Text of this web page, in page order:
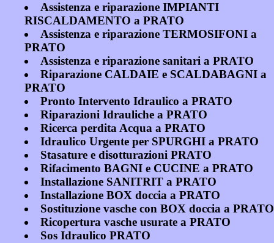
Assistenza e riparazione IMPIANTI
RISCALDAMENTO a PRATO
Assistenza e riparazione TERMOSIFONI a
PRATO
Assistenza e riparazione sanitari a PRATO
Riparazione CALDAIE e SCALDABAGNI a
PRATO
Pronto Intervento Idraulico a PRATO
Riparazioni Idrauliche a PRATO
Ricerca perdita Acqua a PRATO
Idraulico Urgente per SPURGHI a PRATO
Stasature e disotturazioni PRATO
Rifacimento BAGNI e CUCINE a PRATO
Installazione SANITRIT a PRATO
Installazione BOX doccia a PRATO
Sostituzione vasche con BOX doccia a PRATO
Ricopertura vasche usurate a PRATO
Sos Idraulico PRATO